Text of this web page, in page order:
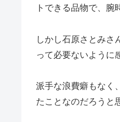
トできる品物で、腕
しかし石原さとみさ
って必要ないように
派手な浪費癖もなく
たことなのだろうと